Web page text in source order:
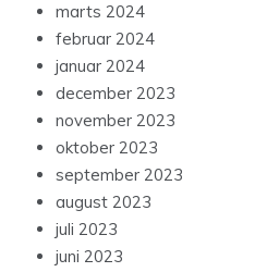
marts 2024
februar 2024
januar 2024
december 2023
november 2023
oktober 2023
september 2023
august 2023
juli 2023
juni 2023